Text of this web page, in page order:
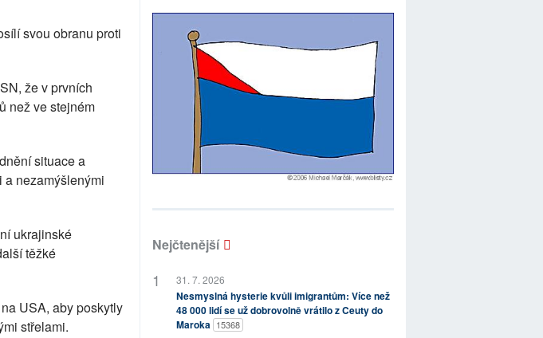
svou obranu proti
že v prvních
než ve stejném
situace a
a nezamýšlenými
ukrajinské
těžké
USA, aby poskytly
střelami.
Nejčtenější
31. 7. 2026
Nesmyslná hysterie kvůli imigrantům: Více než
48 000 lidí se už dobrovolně vrátilo z Ceuty do
Maroka 15368